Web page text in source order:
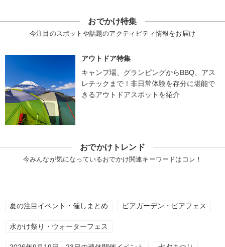
おでかけ特集
今注目のスポットや話題のアクティビティ情報をお届け
アウトドア特集
キャンプ場、グランピングからBBQ、アス
レチックまで！非日常体験を存分に堪能で
きるアウトドアスポットを紹介
おでかけトレンド
今みんなが気になっているおでかけ関連キーワードはコレ！
夏の注目イベント・催しまとめ ビアガーデン・ビアフェス
水かけ祭り・ウォーターフェス